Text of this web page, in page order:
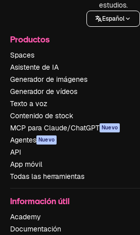
estudios.
Español
Productos
Spaces
Asistente de IA
Generador de imágenes
Generador de vídeos
Texto a voz
Contenido de stock
MCP para Claude/ChatGPT Nuevo
Agentes Nuevo
API
App móvil
Todas las herramientas
Información útil
Academy
Documentación